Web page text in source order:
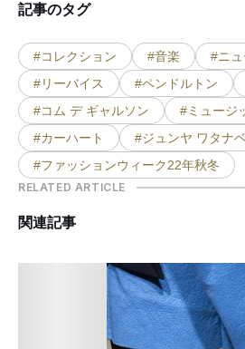
記事のタグ
#コレクション #音楽
#ニ
#リーバイス
#ペンドルトン
#コム デ ギャルソン
#ミュージ
#カーハート
#ジュンヤ ワタナ
#ファッションウィーク22年秋冬
RELATED ARTICLE
関連記事